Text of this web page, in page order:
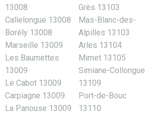
13008
Callelongue 13008
Borély 13008
Marseille 13009
Les Baumettes
13009
Le Cabot 13009
Carpiagne 13009
La Panouse 13009
Grès 13103
Mas-Blanc-des-
Alpilles 13103
Arles 13104
Mimet 13105
Simiane-Collongue
13109
Port-de-Bouc
13110